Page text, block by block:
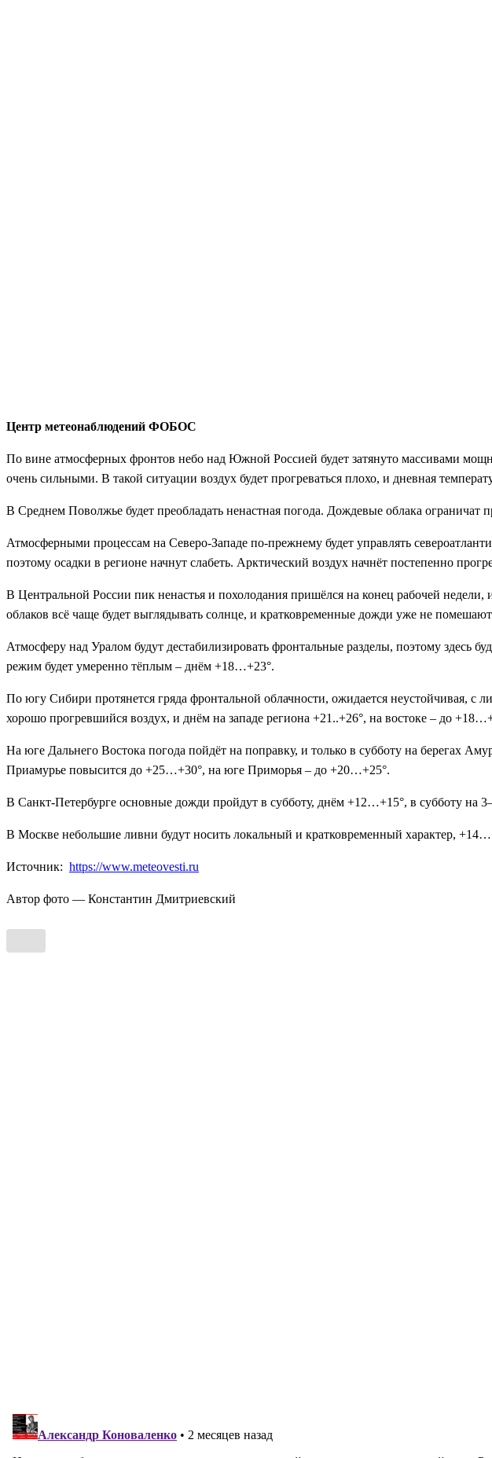
Центр метеонаблюдений ФОБОС
По вине атмосферных фронтов небо над Южной Россией будет затянуто массивами
очень сильными. В такой ситуации воздух будет прогреваться плохо, и дневная
В Среднем Поволжье будет преобладать ненастная погода. Дождевые облака
Атмосферными процессам на Северо-Западе по-прежнему будет управлять
поэтому осадки в регионе начнут слабеть. Арктический воздух начнёт постепенно
В Центральной России пик ненастья и похолодания пришёлся на конец рабочей
облаков всё чаще будет выглядывать солнце, и кратковременные дожди уже не
Атмосферу над Уралом будут дестабилизировать фронтальные разделы, поэтому здесь
режим будет умеренно тёплым – днём +18…+23°.
По югу Сибири протянется гряда фронтальной облачности, ожидается неустойчивая,
хорошо прогревшийся воздух, и днём на западе региона +21..+26°, на востоке – до
На юге Дальнего Востока погода пойдёт на поправку, и только в субботу на берегах
Приамурье повысится до +25…+30°, на юге Приморья – до +20…+25°.
В Санкт-Петербурге основные дожди пройдут в субботу, днём +12…+15°, в субботу на
В Москве небольшие ливни будут носить локальный и кратковременный характер,
Источник: https://www.meteovesti.ru
Автор фото — Константин Дмитриевский